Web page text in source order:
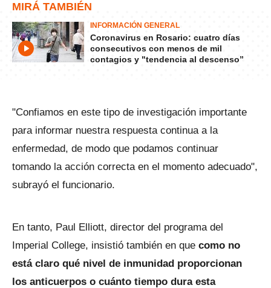
MIRÁ TAMBIÉN
INFORMACIÓN GENERAL
Coronavirus en Rosario: cuatro días
consecutivos con menos de mil
contagios y "tendencia al descenso”
"Confiamos en este tipo de investigación importante
para informar nuestra respuesta continua a la
enfermedad, de modo que podamos continuar
tomando la acción correcta en el momento adecuado",
subrayó el funcionario.
En tanto, Paul Elliott, director del programa del
Imperial College, insistió también en que como no
está claro qué nivel de inmunidad proporcionan
los anticuerpos o cuánto tiempo dura esta